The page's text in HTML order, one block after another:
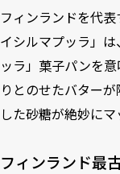
フィンランドを代
イシルマプッラ」
ッラ」菓子パンを
りとのせたバター
した砂糖が絶妙にマ
フィンランド最